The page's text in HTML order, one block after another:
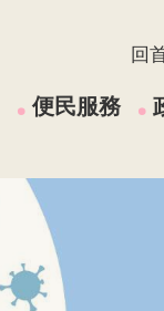
回
便民服務